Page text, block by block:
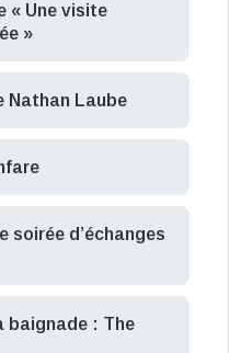
« Une visite
»
Nathan Laube
soirée d’échanges
baignade : The